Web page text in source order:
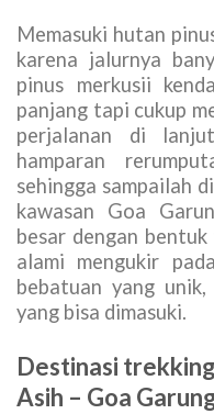
Memasuki hutan
karena jalurnya
pinus merkusii
panjang tapi cukup
perjalanan di
hamparan
sehingga sampailah
kawasan Goa
besar dengan
alami mengukir
bebatuan yang
yang bisa dimasuki.
Destinasi
Asih – Goa